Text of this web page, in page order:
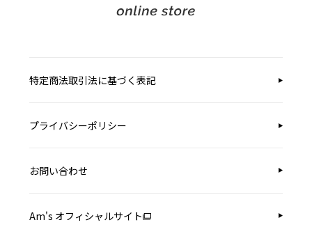
特定商法取引法に基づく表記
プライバシーポリシー
お問い合わせ
Am's オフィシャルサイト